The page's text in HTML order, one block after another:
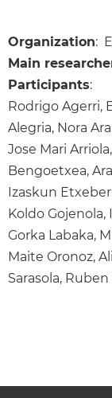
Organization:
Main
Participants:
Rodrigo Agerri,
Alegria, Nora
Jose Mari
Bengoetxea,
Izaskun
Koldo Gojenola,
Gorka Labaka,
Maite Oronoz,
Sarasola,